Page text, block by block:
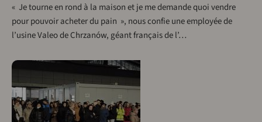
« Je tourne en rond à la maison et je me demande quoi vendre
pour pouvoir acheter du pain », nous confie une employée de
l’usine Valeo de Chrzanów, géant français de l’…